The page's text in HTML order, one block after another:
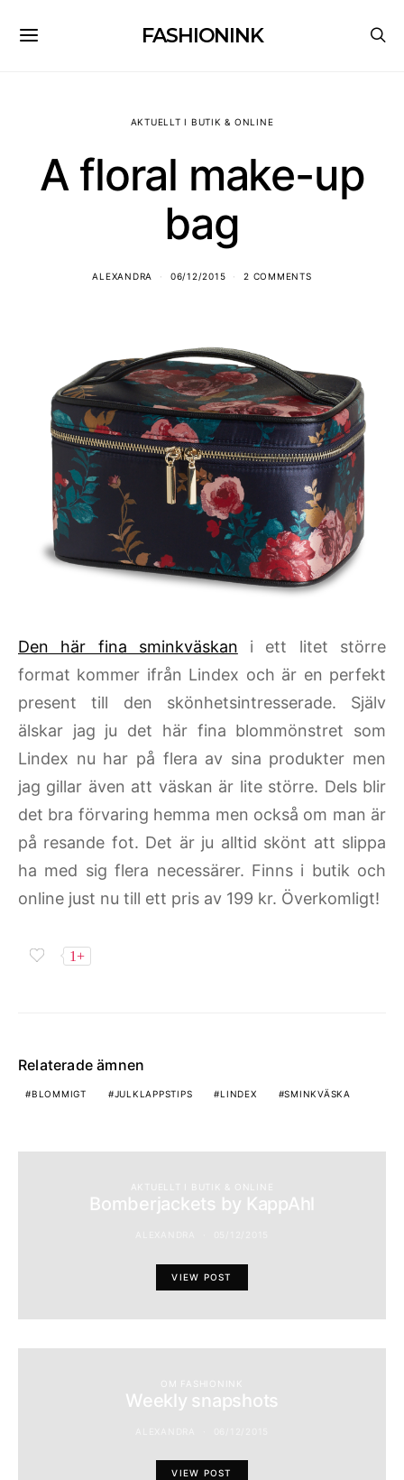
FASHIONINK
AKTUELLT I BUTIK & ONLINE
A floral make-up
bag
ALEXANDRA 06/12/2015 2 COMMENTS
Den här fina sminkväskan i ett litet större
format kommer ifrån Lindex och är en perfekt
present till den skönhetsintresserade. Själv
älskar jag ju det här fina blommönstret som
Lindex nu har på flera av sina produkter men
jag gillar även att väskan är lite större. Dels blir
det bra förvaring hemma men också om man är
på resande fot. Det är ju alltid skönt att slippa
ha med sig flera necessärer. Finns i butik och
online just nu till ett pris av 199 kr. Överkomligt!
1+
Relaterade ämnen
BLOMMIGT JULKLAPPSTIPS LINDEX SMINKVÄSKA
AKTUELLT I BUTIK & ONLINE
Bomberjackets by KappAhl
VIEW POST
OM FASHIONINK
Weekly snapshots
VIEW POST